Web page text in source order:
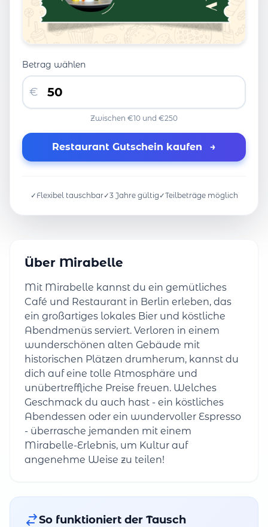
Betrag wählen
€
Zwischen €10 und €250
Restaurant Gutschein kaufen →
✓ Flexibel tauschbar✓3 Jahre gültig ✓Teilbeträge möglich
Über Mirabelle
Mit Mirabelle kannst du ein gemütliches
Café und Restaurant in Berlin erleben, das
ein großartiges lokales Bier und köstliche
Abendmenüs serviert. Verloren in einem
wunderschönen alten Gebäude mit
historischen Plätzen drumherum, kannst du
dich auf eine tolle Atmosphäre und
unübertreffliche Preise freuen. Welches
Geschmack du auch hast - ein köstliches
Abendessen oder ein wundervoller Espresso
- überrasche jemanden mit einem
Mirabelle-Erlebnis, um Kultur auf
angenehme Weise zu teilen!
So funktioniert der Tausch